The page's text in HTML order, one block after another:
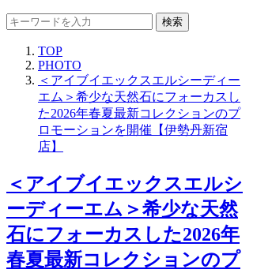
検索
TOP
PHOTO
＜アイブイエックスエルシーディー
エム＞希少な天然石にフォーカスし
た2026年春夏最新コレクションのプ
ロモーションを開催【伊勢丹新宿
店】
＜アイブイエックスエルシ
ーディーエム＞希少な天然
石にフォーカスした2026年
春夏最新コレクションのプ